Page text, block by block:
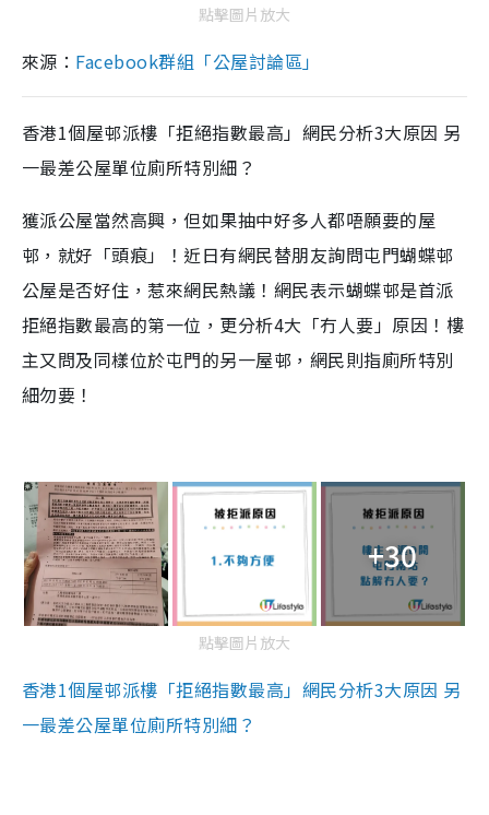
點擊圖片放大
來源： Facebook群組「公屋討論區」
香港1個屋邨派樓「拒絕指數最高」網民分析3大原因 另
一最差公屋單位廁所特別細？
獲派公屋當然高興，但如果抽中好多人都唔願要的屋
邨，就好「頭痕」！近日有網民替朋友詢問屯門蝴蝶邨
公屋是否好住，惹來網民熱議！網民表示蝴蝶邨是首派
拒絕指數最高的第一位，更分析4大「冇人要」原因！樓
主又問及同樣位於屯門的另一屋邨，網民則指廁所特別
細勿要！
+30
點擊圖片放大
香港1個屋邨派樓「拒絕指數最高」網民分析3大原因 另
一最差公屋單位廁所特別細？